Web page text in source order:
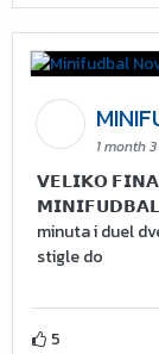
1 month
𝗩𝗘𝗟𝗜𝗞𝗢
minuta i duel
stigle do
5